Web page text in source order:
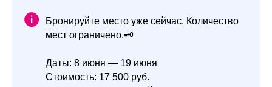
Бронируйте место уже сейчас. Количество
мест ограничено.🗝️
Даты: 8 июня — 19 июня
Стоимость: 17 500 руб.